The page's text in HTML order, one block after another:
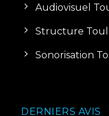
Audiovisuel
Structure
Sonorisation
DERNIERS AVIS